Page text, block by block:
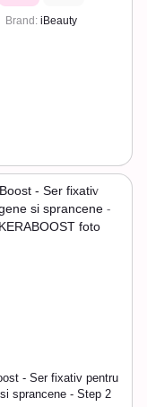
Brand iBeauty
- Ser fixativ pentru
sprancene - Step 2